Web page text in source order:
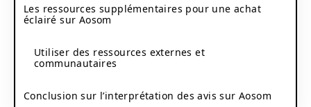
Les ressources supplémentaires pour une achat
éclairé sur Aosom
Utiliser des ressources externes et
communautaires
Conclusion sur l’interprétation des avis sur Aosom